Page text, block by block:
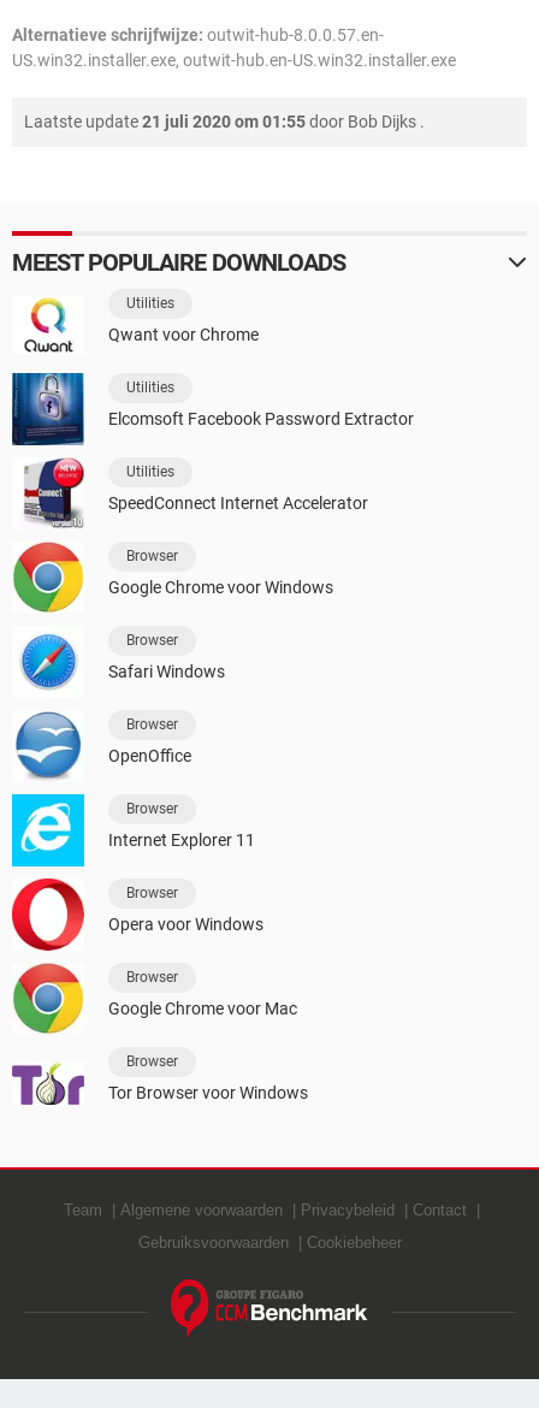
Alternatieve schrijfwijze: outwit-hub-8.0.0.57.en-
US.win32.installer.exe, outwit-hub.en-US.win32.installer.exe
Laatste update21 juli 2020 om 01:55door Bob Dijks .
MEEST POPULAIRE DOWNLOADS
Utilities
Qwant voor Chrome
Utilities
Elcomsoft Facebook Password Extractor
Utilities
SpeedConnect Internet Accelerator
Browser
Google Chrome voor Windows
Browser
Safari Windows
Browser
OpenOffice
Browser
Internet Explorer 11
Browser
Opera voor Windows
Browser
Google Chrome voor Mac
Browser
Tor Browser voor Windows
Team Algemene voorwaarden Privacybeleid
Contact
Gebruiksvoorwaarden
Cookiebeheer